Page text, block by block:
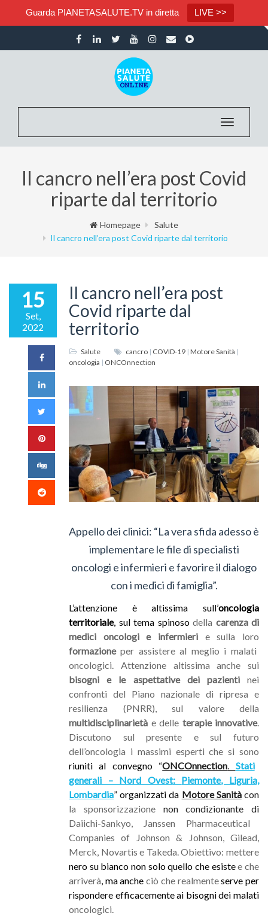
Guarda PIANETASALUTE.TV in diretta LIVE >>
Toggle
Il cancro nell’era post Covid
riparte dal territorio
Homepage
Salute
Il cancro nell’era post Covid riparte dal territorio
15
Set,
2022
Il cancro nell’era post
Covid riparte dal
territorio
Salute cancro | COVID-19 | Motore Sanità |
oncologia | ONCOnnection
Appello dei clinici: “La vera sfida adesso è
implementare le file di specialisti
oncologi e infermieri e favorire il dialogo
con i medici di famiglia”.
L’attenzione è altissima sull’oncologia
territoriale, sul tema spinosodella carenza di
medici oncologi e infermieri e sulla loro
formazioneper assistere al meglio i malati
oncologici. Attenzione altissima anche sui
bisogni e le aspettative dei pazientinei
confronti del Piano nazionale di ripresa e
resilienza (PNRR), sul valore della
multidisciplinarietà e delle terapie innovative.
Discutono sul presente e sul futuro
dell’oncologia i massimi esperti che si sono
riuniti al convegno “ONCOnnection. Stati
generali – Nord Ovest: Piemonte, Liguria,
Lombardia” organizzati da Motore Sanità con
la sponsorizzazionenon condizionante di
Daiichi-Sankyo, Janssen Pharmaceutical
Companies of Johnson & Johnson, Gilead,
Merck, Novartis e Takeda. Obiettivo: mettere
nero su bianco non solo quello che esistee che
arriverà, ma anche ciò che realmenteserve per
rispondere efficacemente ai bisogni dei malati
oncologici.